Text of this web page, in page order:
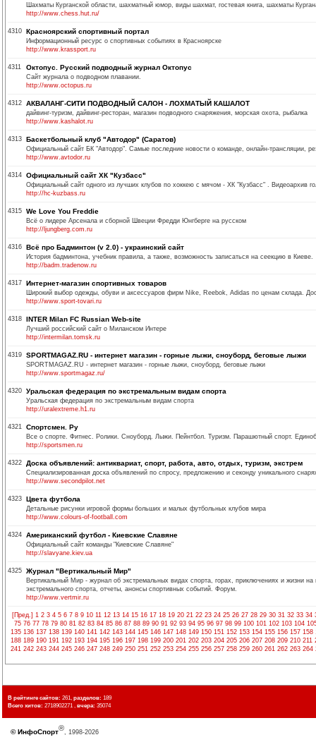
Шахматы Курганской области, шахматный юмор, виды шахмат, гостевая книга, шахматы
http://www.chess.hut.ru/
4310 Красноярский спортивный портал
Информационный ресурс о спортивных событиях в Красноярске
http://www.krassport.ru
4311 Октопус. Русский подводный журнал Октопус
Сайт журнала о подводном плавании.
http://www.octopus.ru
4312 АКВАЛАНГ-СИТИ ПОДВОДНЫЙ САЛОН - ЛОХМАТЫЙ КАШАЛОТ
дайвинг-туризм, дайвинг-ресторан, магазин подводного снаряжения, морская охота, рыбалка
http://www.kashalot.ru
4313 Баскетбольный клуб "Автодор" (Саратов)
Официальный сайт БК "Автодор". Самые последние новости о команде, онлайн-трансляции,
http://www.avtodor.ru
4314 Официальный сайт ХК "Кузбасс"
Официальный сайт одного из лучших клубов по хоккею с мячом - ХК "Кузбасс" . Видеоархив
http://hc-kuzbass.ru
4315 We Love You Freddie
Всё о лидере Арсенала и сборной Швеции Фредди Юнгберге на русском
http://ljungberg.com.ru
4316 Всё про Бадминтон (v 2.0) - украинский сайт
История бадминтона, учебник правила, а также, возможность записаться на сеекцию в Киеве.
http://badm.tradenow.ru
4317 Интернет-магазин спортивных товаров
Широкий выбор одежды, обуви и аксессуаров фирм Nike, Reebok, Adidas по ценам склада.
http://www.sport-tovari.ru
4318 INTER Milan FC Russian Web-site
Лучший российский сайт о Миланском Интере
http://intermilan.tomsk.ru
4319 SPORTMAGAZ.RU - интернет магазин - горные лыжи, сноуборд, беговые лыжи
SPORTMAGAZ.RU - интернет магазин - горные лыжи, сноуборд, беговые лыжи
http://www.sportmagaz.ru/
4320 Уральская федерация по экстремальным видам спорта
Уральская федерация по экстремальным видам спорта
http://uralextreme.h1.ru
4321 Спортсмен. Ру
Все о спорте. Фитнес. Ролики. Сноуборд. Лыжи. Пейнтбол. Туризм. Парашютный спорт.
http://sportsmen.ru
4322 Доска объявлений: антиквариат, спорт, работа, авто, отдых, туризм, экстрем
Специализированная доска объявлений по спросу, предложению и секонду уникального
http://www.secondpilot.net
4323 Цвета футбола
Детальные рисунки игровой формы больших и малых футбольных клубов мира
http://www.colours-of-football.com
4324 Американский футбол - Киевские Славяне
Официальный сайт команды "Киевские Славяне"
http://slavyane.kiev.ua
4325 Журнал "Вертикальный Мир"
Вертикальный Мир - журнал об экстремальных видах спорта, горах, приключениях и жизни
экстремального спорта, отчеты, анонсы спортивных событий. Форум.
http://www.vertmir.ru
[Пред.] 1 2 3 4 5 6 7 8 9 10 11 12 13 14 15 16 17 18 19 20 21 22 23 24 25 26 27 28 29 30 31 32 33 34
75 76 77 78 79 80 81 82 83 84 85 86 87 88 89 90 91 92 93 94 95 96 97 98 99 100 101 102 103 104
135 136 137 138 139 140 141 142 143 144 145 146 147 148 149 150 151 152 153 154 155 156 157 158
188 189 190 191 192 193 194 195 196 197 198 199 200 201 202 203 204 205 206 207 208 209 210 211
241 242 243 244 245 246 247 248 249 250 251 252 253 254 255 256 257 258 259 260 261 262 263 264
В рейтинге сайтов: 261, разделов: 189
Всего хитов: 2718902271 , вчера: 35074
© ИнфоСпорт®
, 1998-2026